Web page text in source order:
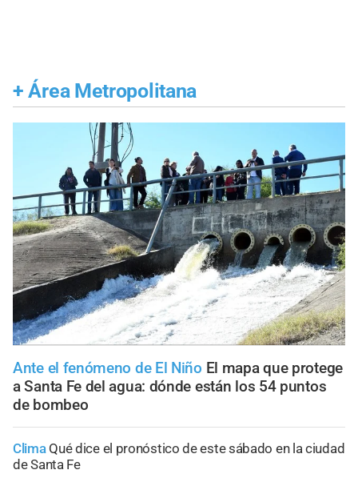
+ Área Metropolitana
Ante el fenómeno de El Niño El mapa que protege
a Santa Fe del agua: dónde están los 54 puntos
de bombeo
Clima Qué dice el pronóstico de este sábado en la ciudad
de Santa Fe